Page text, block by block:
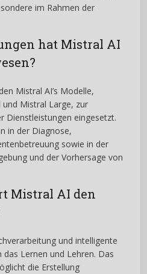
im Rahmen der
hat Mistral AI
Mistral AI’s Modelle,
Mistral Large, zur
Dienstleistungen eingesetzt.
in der Diagnose,
sowie in der
und der Vorhersage von
Mistral AI den
und intelligente
Lernen und Lehren. Das
die Erstellung